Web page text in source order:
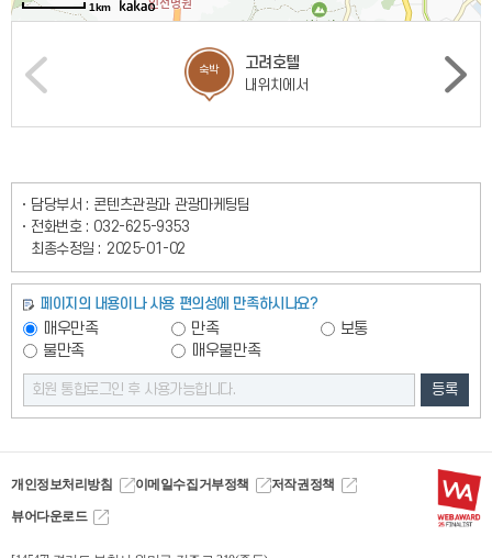
1km
숙박 고려호텔
내위치에서
담당부서 : 콘텐츠관광과 관광마케팅팀
전화번호 : 032-625-9353
최종수정일 : 2025-01-02
페이지의 내용이나 사용 편의성에 만족하시나요?
매우만족 만족
보통
불만족
매우불만족
등록
개인정보처리방침 이메일수집거부정책 저작권정책
뷰어다운로드